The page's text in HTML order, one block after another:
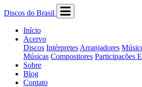
Discos do Brasil
Início
Acervo
Discos Intérpretes Arranjadores
Músicas Compositores Participações
Sobre
Blog
Contato